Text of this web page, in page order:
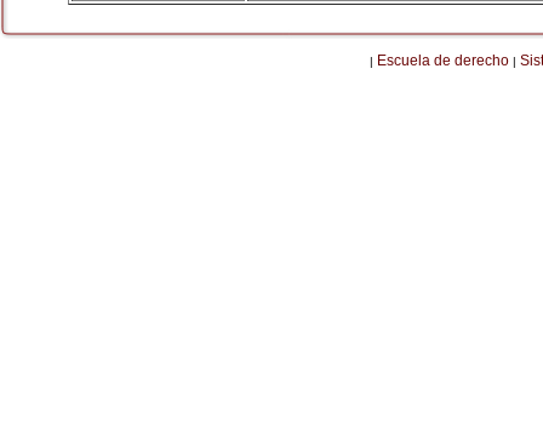
| Escuela de derecho |